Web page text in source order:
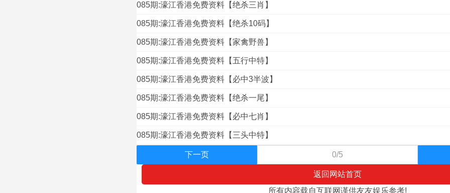
085期:濠江香港免费资料【绝杀三肖】
085期:濠江香港免费资料【绝杀10码】
085期:濠江香港免费资料【家禽野兽】
085期:濠江香港免费资料【五行中特】
085期:濠江香港免费资料【必中3半波】
085期:濠江香港免费资料【绝杀一尾】
085期:濠江香港免费资料【必中七肖】
085期:濠江香港免费资料【三头中特】
下一页 0/5
返回网站首页
所有内容载自互联网谨供友友娱乐参考!